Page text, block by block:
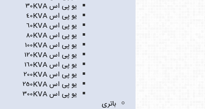
یو پی اس 30KVA
یو پی اس 40KVA
یو پی اس 60KVA
یو پی اس 80KVA
یو پی اس 100KVA
یو پی اس 120KVA
یو پی اس 160KVA
یو پی اس 200KVA
یو پی اس 250KVA
یو پی اس 300KVA
باتری